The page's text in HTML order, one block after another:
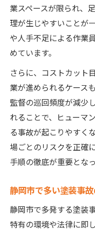
業スペースが限られ、
理が生じやすいことが
や人手不足による作業
めています。
さらに、コストカット
業が進められるケース
監督の巡回頻度が減少
れることで、ヒューマ
る事故が起こりやすく
場ごとのリスクを正確
手順の徹底が重要とな
静岡市で多い塗装事
静岡市で多発する塗装
特有の環境や法律に即